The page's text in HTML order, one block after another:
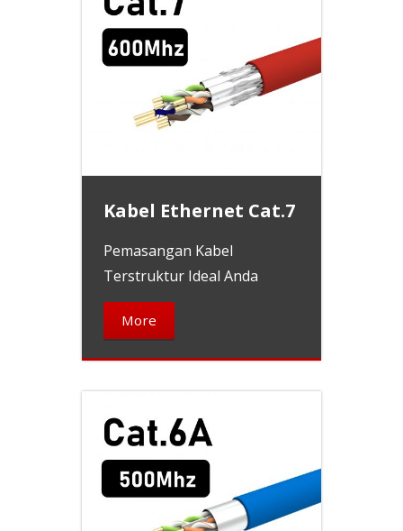
Kabel Ethernet Cat.7
Pemasangan Kabel
Terstruktur Ideal Anda
More